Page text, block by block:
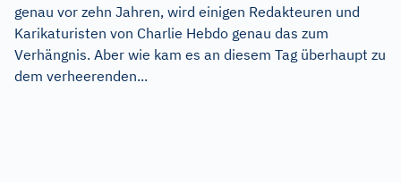
genau vor zehn Jahren, wird einigen Redakteuren und
Karikaturisten von Charlie Hebdo genau das zum
Verhängnis. Aber wie kam es an diesem Tag überhaupt zu
dem verheerenden...